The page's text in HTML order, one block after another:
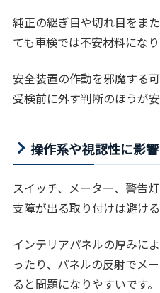
純正の継ぎ目や切れ目をま
ても車検では不安材料になり
安全装置の作動を邪魔する
受検前に外す判断のほうが安
操作系や視認性に影
スイッチ、メーター、警告
支障が出る取り付けは避ける
インテリアパネルの厚みに
ったり、パネルの反射でメ
ると問題になりやすいです。